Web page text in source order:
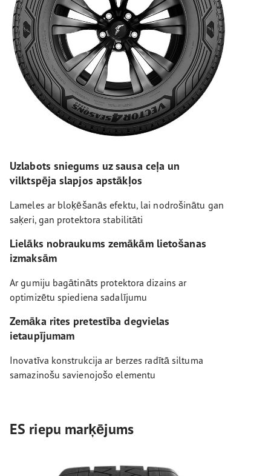
Uzlabots sniegums uz sausa ceļa un
vilktspēja slapjos apstākļos
Lameles ar bloķēšanās efektu, lai nodrošinātu gan
saķeri, gan protektora stabilitāti
Lielāks nobraukums zemākām lietošanas
izmaksām
Ar gumiju bagātināts protektora dizains ar
optimizētu spiediena sadalījumu
Zemāka rites pretestība degvielas
ietaupījumam
Inovatīva konstrukcija ar berzes radītā siltuma
samazinošu savienojošo elementu
ES riepu marķējums